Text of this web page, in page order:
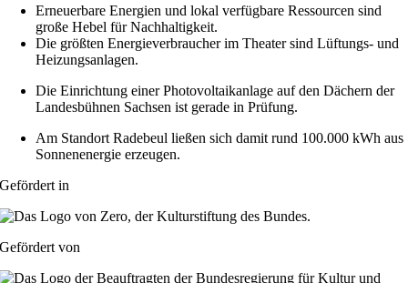
Erneuerbare Energien und lokal verfügbare Ressourcen sind
große Hebel für Nachhaltigkeit.
Die größten Energieverbraucher im Theater sind Lüftungs- und
Heizungsanlagen.
Die Einrichtung einer Photovoltaikanlage auf den Dächern der
Landesbühnen Sachsen ist gerade in Prüfung.
Am Standort Radebeul ließen sich damit rund 100.000 kWh aus
Sonnenenergie erzeugen.
Gefördert in
Gefördert von